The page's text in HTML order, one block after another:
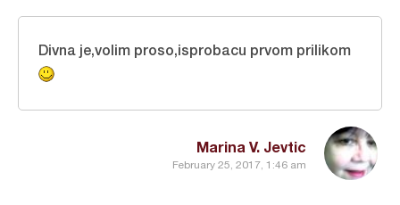
Marina V. Jevtic
February 25, 2017, 1:46 am
Divna je,volim proso,isprobacu prvom prilikom